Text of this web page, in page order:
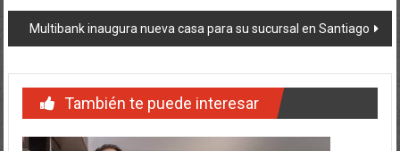
entradas
Multibank inaugura nueva casa para su sucursal en Santiago
También te puede interesar